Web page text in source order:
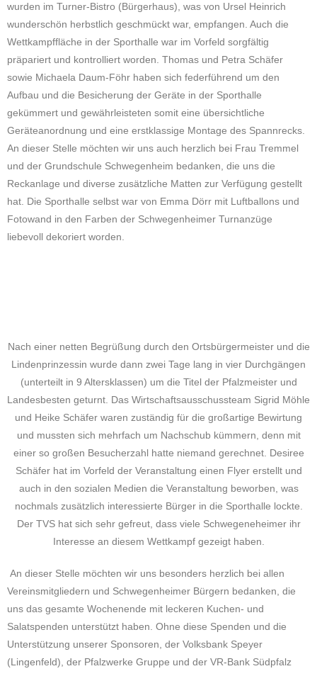
wurden im Turner-Bistro (Bürgerhaus), was von Ursel Heinrich
wunderschön herbstlich geschmückt war, empfangen. Auch die
Wettkampffläche in der Sporthalle war im Vorfeld sorgfältig
präpariert und kontrolliert worden. Thomas und Petra Schäfer
sowie Michaela Daum-Föhr haben sich federführend um den
Aufbau und die Besicherung der Geräte in der Sporthalle
gekümmert und gewährleisteten somit eine übersichtliche
Geräteanordnung und eine erstklassige Montage des Spannrecks.
An dieser Stelle möchten wir uns auch herzlich bei Frau Tremmel
und der Grundschule Schwegenheim bedanken, die uns die
Reckanlage und diverse zusätzliche Matten zur Verfügung gestellt
hat. Die Sporthalle selbst war von Emma Dörr mit Luftballons und
Fotowand in den Farben der Schwegenheimer Turnanzüge
liebevoll dekoriert worden.
Nach einer netten Begrüßung durch den Ortsbürgermeister und die
Lindenprinzessin wurde dann zwei Tage lang in vier Durchgängen
(unterteilt in 9 Altersklassen) um die Titel der Pfalzmeister und
Landesbesten geturnt. Das Wirtschaftsausschussteam Sigrid Möhle
und Heike Schäfer waren zuständig für die großartige Bewirtung
und mussten sich mehrfach um Nachschub kümmern, denn mit
einer so großen Besucherzahl hatte niemand gerechnet. Desiree
Schäfer hat im Vorfeld der Veranstaltung einen Flyer erstellt und
auch in den sozialen Medien die Veranstaltung beworben, was
nochmals zusätzlich interessierte Bürger in die Sporthalle lockte.
Der TVS hat sich sehr gefreut, dass viele Schwegeneheimer ihr
Interesse an diesem Wettkampf gezeigt haben.
An dieser Stelle möchten wir uns besonders herzlich bei allen
Vereinsmitgliedern und Schwegenheimer Bürgern bedanken, die
uns das gesamte Wochenende mit leckeren Kuchen- und
Salatspenden unterstützt haben. Ohne diese Spenden und die
Unterstützung unserer Sponsoren, der Volksbank Speyer
(Lingenfeld), der Pfalzwerke Gruppe und der VR-Bank Südpfalz